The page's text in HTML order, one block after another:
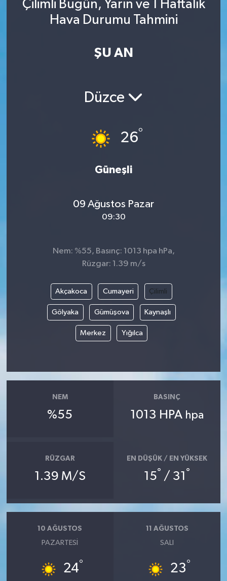
Çilimli Bugün, Yarın ve 1 Haftalık
Hava Durumu Tahmini
ŞU AN
Düzce
26°
Güneşli
09 Ağustos Pazar
09:30
Nem: %55, Basınç: 1013 hpa hPa,
Rüzgar: 1.39 m/s
Akçakoca Cumayeri Çilimli
Gölyaka Gümüşova Kaynaşlı
Merkez Yığılca
NEM
%55
BASINÇ
1013 HPA hpa
RÜZGAR
1.39 M/S
EN DÜŞÜK / EN YÜKSEK
15° / 31 °
10 AĞUSTOS
PAZARTESI
24°
11 AĞUSTOS
SALI
23°